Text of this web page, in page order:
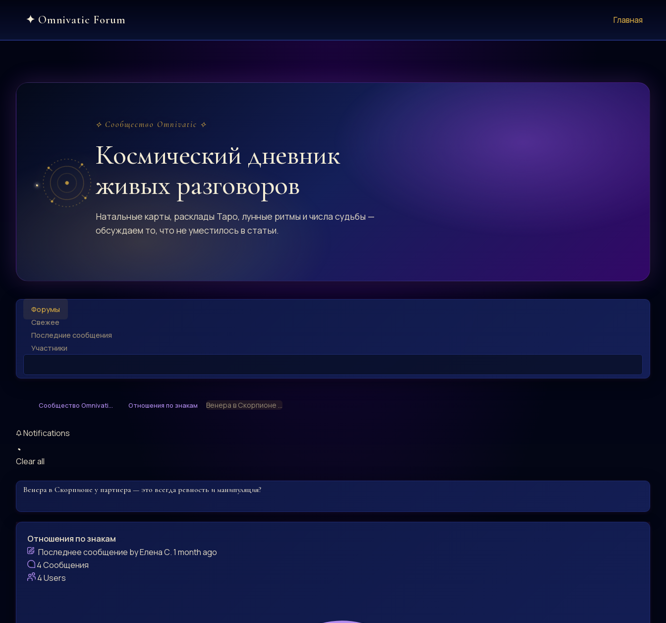
Главная
⟡ Сообщество Omnivatic ⟡
Космический дневник
живых разговоров
Натальные карты, расклады Таро, лунные ритмы и числа судьбы —
обсуждаем то, что не уместилось в статьи.
Форумы
Свежее
Последние сообщения
Участники
Сообщество Omnivati... Отношения по знакам Венера в Скорпионе ...
Notifications
Clear all
Венера в Скорпионе у партнера — это всегда ревность и манипуляция?
Отношения по знакам
Последнее сообщение byЕлена С.1 month ago
4Сообщения
4Users